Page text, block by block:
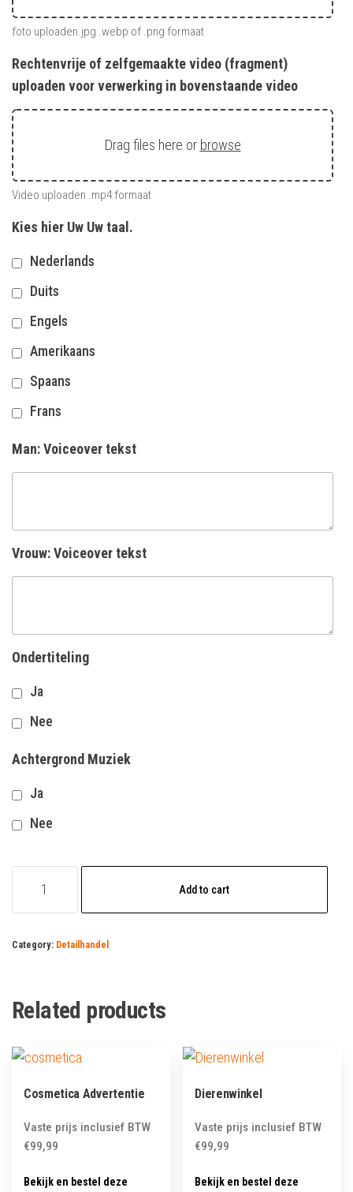
foto uploaden.jpg .webp of .png formaat
Rechtenvrije of zelfgemaakte video (fragment)
uploaden voor verwerking in bovenstaande video
Drag files here or browse
Video uploaden .mp4 formaat
Kies hier Uw Uw taal.
Nederlands
Duits
Engels
Amerikaans
Spaans
Frans
Man: Voiceover tekst
Vrouw: Voiceover tekst
Ondertiteling
Ja
Nee
Achtergrond Muziek
Ja
Nee
Advertentie
Add to cart
Category: Detailhandel
Related products
Cosmetica Advertentie
Vaste prijs inclusief BTW
€99,99
Bekijk en bestel deze
Dierenwinkel
Vaste prijs inclusief BTW
€99,99
Bekijk en bestel deze